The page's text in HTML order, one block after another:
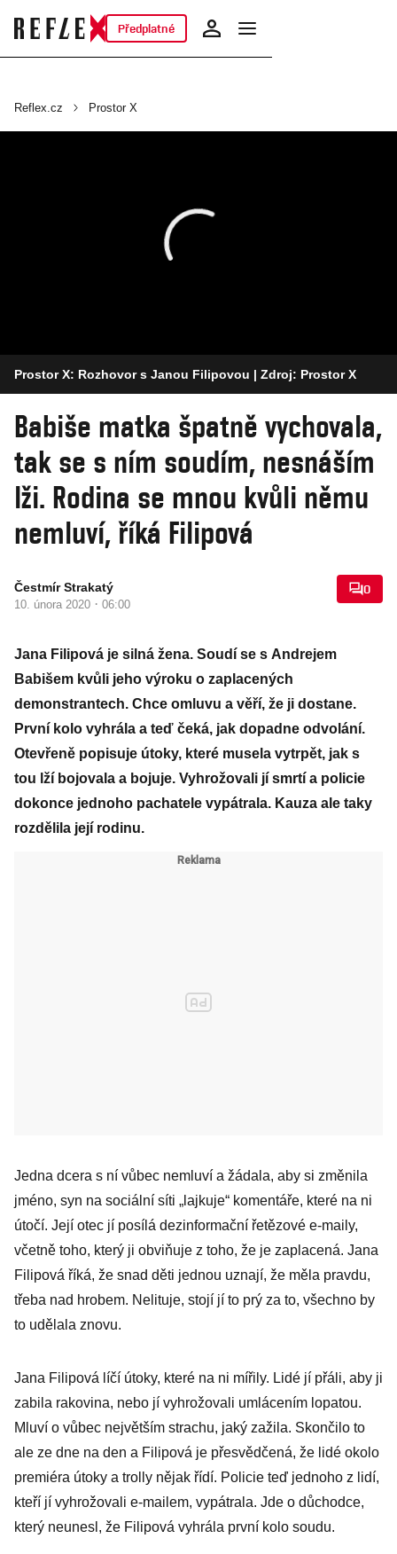
Předplatné
Reflex.cz Prostor X
Prostor X: Rozhovor s Janou Filipovou | Zdroj: Prostor X
Babiše matka špatně vychovala,
tak se s ním soudím, nesnáším
lži. Rodina se mnou kvůli němu
nemluví, říká Filipová
Čestmír Strakatý
10. února 2020 · 06:00
0
Jana Filipová je silná žena. Soudí se s Andrejem
Babišem kvůli jeho výroku o zaplacených
demonstrantech. Chce omluvu a věří, že ji dostane.
První kolo vyhrála a teď čeká, jak dopadne odvolání.
Otevřeně popisuje útoky, které musela vytrpět, jak s
tou lží bojovala a bojuje. Vyhrožovali jí smrtí a policie
dokonce jednoho pachatele vypátrala. Kauza ale taky
rozdělila její rodinu.
Jedna dcera s ní vůbec nemluví a žádala, aby si změnila
jméno, syn na sociální síti „lajkuje“ komentáře, které na ni
útočí. Její otec jí posílá dezinformační řetězové e-maily,
včetně toho, který ji obviňuje z toho, že je zaplacená. Jana
Filipová říká, že snad děti jednou uznají, že měla pravdu,
třeba nad hrobem. Nelituje, stojí jí to prý za to, všechno by
to udělala znovu.
Jana Filipová líčí útoky, které na ni mířily. Lidé jí přáli, aby ji
zabila rakovina, nebo jí vyhrožovali umlácením lopatou.
Mluví o vůbec největším strachu, jaký zažila. Skončilo to
ale ze dne na den a Filipová je přesvědčená, že lidé okolo
premiéra útoky a trolly nějak řídí. Policie teď jednoho z lidí,
kteří jí vyhrožovali e-mailem, vypátrala. Jde o důchodce,
který neunesl, že Filipová vyhrála první kolo soudu.